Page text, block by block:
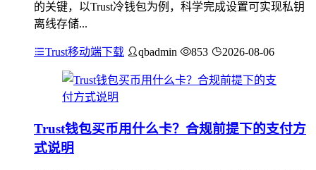
的关键，以Trust冷钱包为例，科学完成设置可实现私钥
离线存储...
Trust移动端下载 qbadmin 853 2026-08-06
Trust钱包买币用什么卡？合规前提下的支付方
式说明